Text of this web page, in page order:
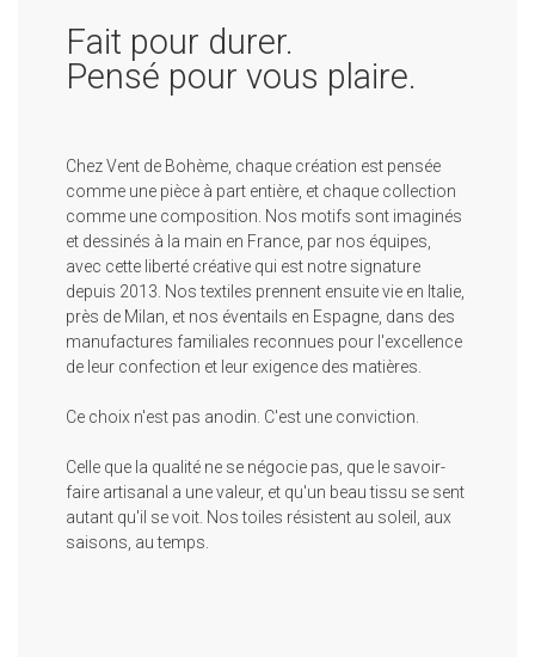
Fait pour durer.
Pensé pour vous plaire.
Chez Vent de Bohème, chaque création est pensée
comme une pièce à part entière, et chaque collection
comme une composition. Nos motifs sont imaginés
et dessinés à la main en France, par nos équipes,
avec cette liberté créative qui est notre signature
depuis 2013. Nos textiles prennent ensuite vie en Italie,
près de Milan, et nos éventails en Espagne, dans des
manufactures familiales reconnues pour l'excellence
de leur confection et leur exigence des matières.
Ce choix n'est pas anodin. C'est une conviction.
Celle que la qualité ne se négocie pas, que le savoir-
faire artisanal a une valeur, et qu'un beau tissu se sent
autant qu'il se voit. Nos toiles résistent au soleil, aux
saisons, au temps.